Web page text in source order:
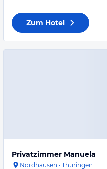
Zum Hotel
Privatzimmer Manuela
Nordhausen · Thüringen